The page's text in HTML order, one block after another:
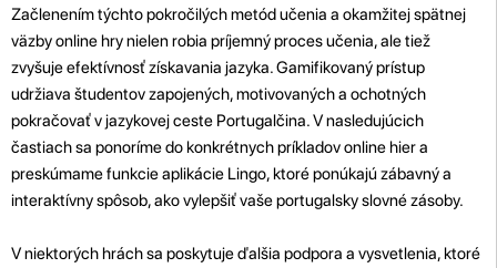
Začlenením týchto pokročilých metód učenia a okamžitej spätnej
väzby online hry nielen robia príjemný proces učenia, ale tiež
zvyšuje efektívnosť získavania jazyka. Gamifikovaný prístup
udržiava študentov zapojených, motivovaných a ochotných
pokračovať v jazykovej ceste Portugalčina. V nasledujúcich
častiach sa ponoríme do konkrétnych príkladov online hier a
preskúmame funkcie aplikácie Lingo, ktoré ponúkajú zábavný a
interaktívny spôsob, ako vylepšiť vaše portugalsky slovné zásoby.
V niektorých hrách sa poskytuje ďalšia podpora a vysvetlenia, ktoré